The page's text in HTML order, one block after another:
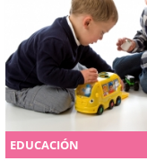
EDUCACIÓN